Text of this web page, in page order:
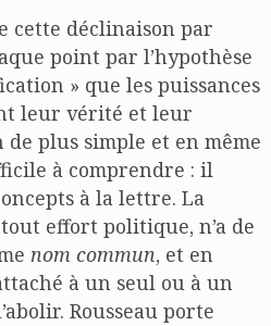
cette déclinaison par
point par l’hypothèse
» que les puissances
leur vérité et leur
plus simple et en même
à comprendre : il
à la lettre. La
effort politique, n’a de
nom commun, et en
à un seul ou à un
Rousseau porte